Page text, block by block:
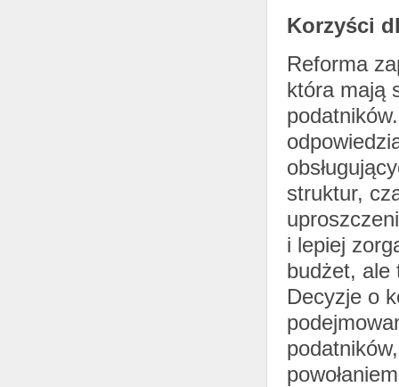
Korzyści
Reforma
która mają
struktur,
i lepiej
budżet, ale
Decyzje o